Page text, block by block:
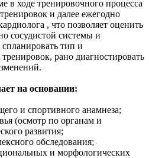
в ходе тренировочного процесса
и далее ежегодно
, что позволяет оценить
сосудистой системы и
тип и
рано диагностировать
на основании:
и спортивного анамнеза;
(осмотр по органам и
развития;
обследования;
и морфологических